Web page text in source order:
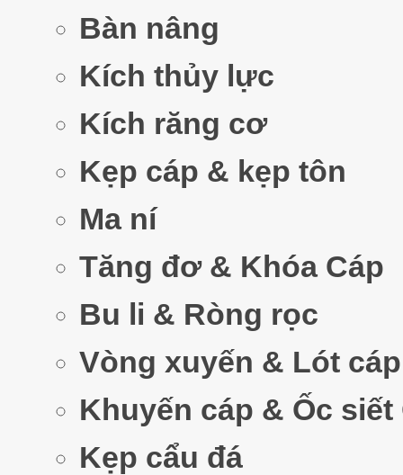
Bàn nâng
Kích thủy lực
Kích răng cơ
Kẹp cáp & kẹp tôn
Ma ní
Tăng đơ & Khóa Cáp
Bu li & Ròng rọc
Vòng xuyến & Lót cáp
Khuyến cáp & Ốc siết
Kẹp cẩu đá